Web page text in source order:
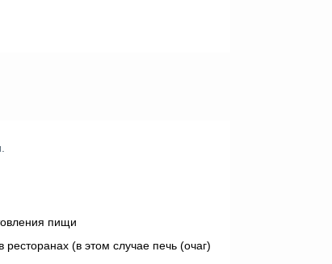
пищи
(в этом случае печь (очаг)